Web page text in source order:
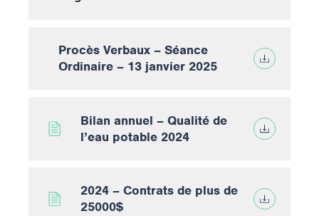
Procès Verbaux – Séance
Ordinaire – 13 janvier 2025
Bilan annuel – Qualité de
l’eau potable 2024
2024 – Contrats de plus de
25000$